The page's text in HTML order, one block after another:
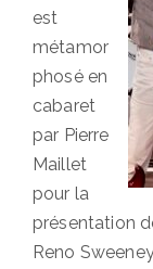
est
métamor
phosé en
cabaret
par Pierre
Maillet
pour la
présentation
Reno